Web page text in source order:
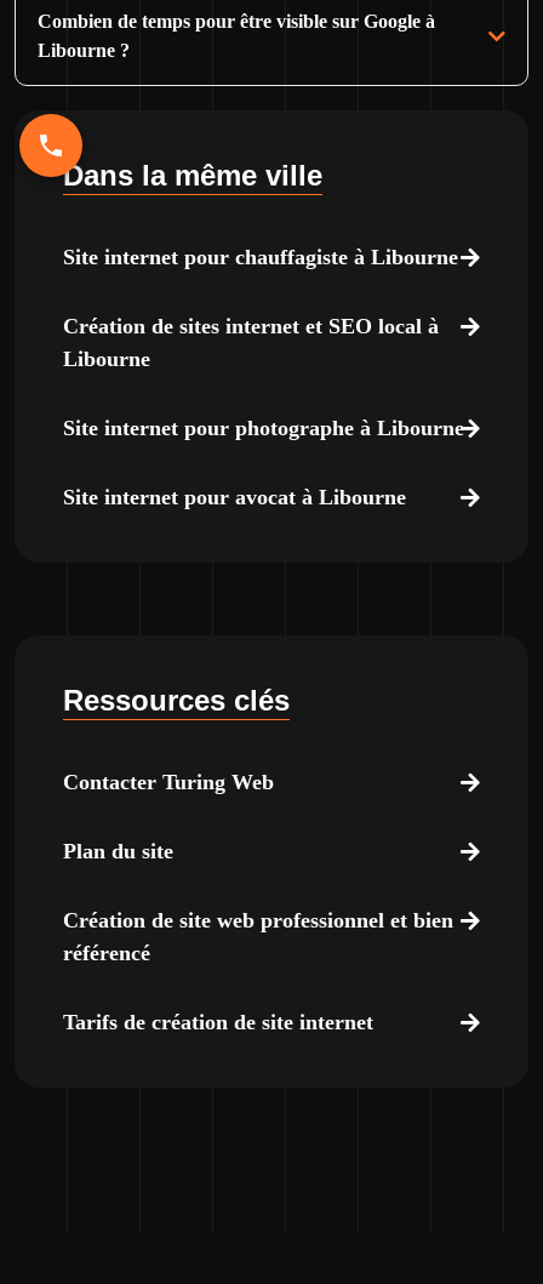
Combien de temps pour être visible sur Google à
Libourne ?
Dans la même ville
Site internet pour chauffagiste à Libourne
Création de sites internet et SEO local à
Libourne
Site internet pour photographe à Libourne
Site internet pour avocat à Libourne
Ressources clés
Contacter Turing Web
Plan du site
Création de site web professionnel et bien
référencé
Tarifs de création de site internet